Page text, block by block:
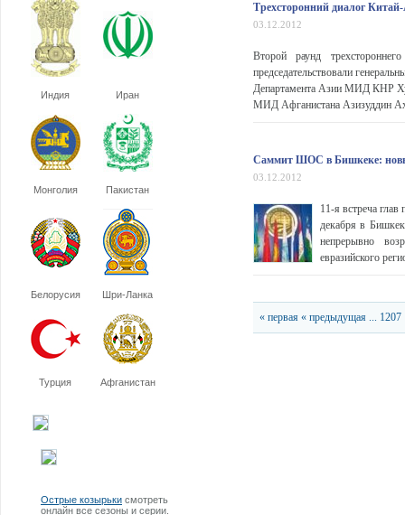
Индия Иран
Монголия Пакистан
Белорусия Шри-Ланка
Турция Афганистан
Острые козырьки смотреть
онлайн все сезоны и серии.
Трехсторонний диалог
03.12.2012
Второй раунд
председательствовали
Департамента Азии МИД КНР
МИД Афганистана Азизуддин
Саммит ШОС в Бишкеке:
03.12.2012
11-я встреча глав
декабря в
непрерывно
евразийского
« первая « предыдущая ... 1207